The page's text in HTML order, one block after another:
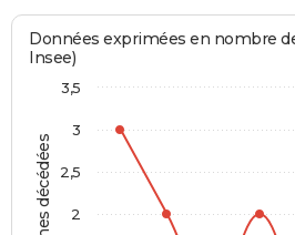
Données exprimées en nombre
Insee)
2
2,5
3
3,5